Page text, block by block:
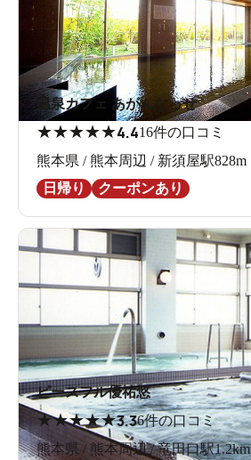
温泉カフェ あがんなっせ
★★★★★4.416件の口コミ
熊本県 / 熊本周辺 / 新須屋駅828m
日帰り
クーポンあり
ピースフル優祐悠
★★★★★3.36件の口コミ
熊本県 / 熊本周辺 / 竜田口駅1.2km